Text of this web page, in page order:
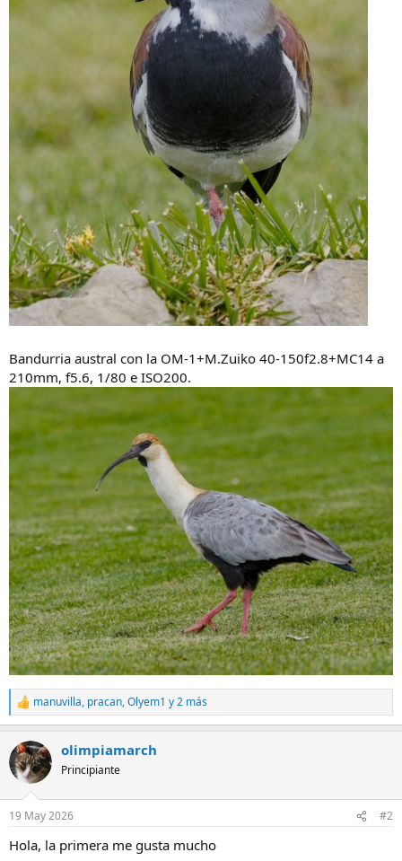
Bandurria austral con la OM-1+M.Zuiko 40-150f2.8+MC14 a
210mm, f5.6, 1/80 e ISO200.
R
e
c
c
i
e
:
manuvilla, pracan,Olyem1 y 2 más
olimpiamarch
Principiante
19 May 2026 #2
Hola, la primera me gusta mucho